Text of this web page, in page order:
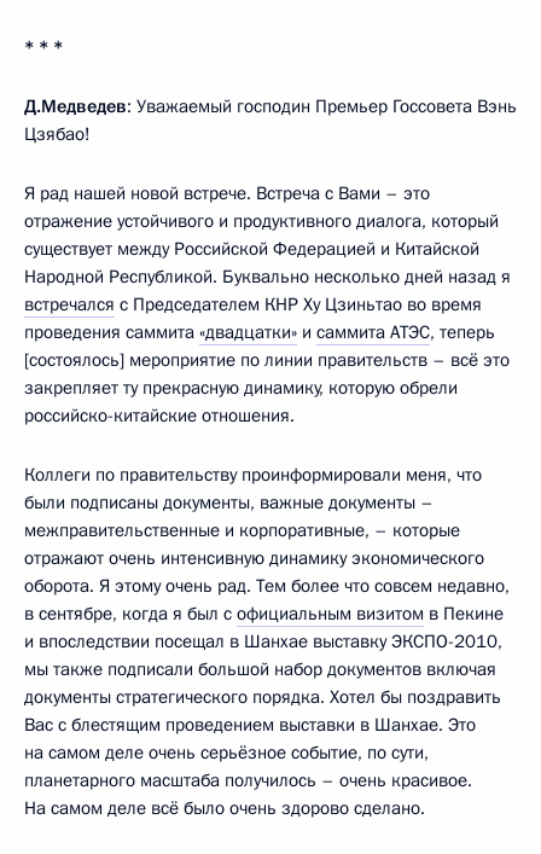
* * *
Д.Медведев: Уважаемый господин Премьер Госсовета Вэнь
Цзябао!
Я рад нашей новой встрече. Встреча с Вами – это
отражение устойчивого и продуктивного диалога, который
существует между Российской Федерацией и Китайской
Народной Республикой. Буквально несколько дней назад я
встречался с Председателем КНР Ху Цзиньтао во время
проведения саммита «двадцатки» и саммита АТЭС, теперь
[состоялось] мероприятие по линии правительств – всё это
закрепляет ту прекрасную динамику, которую обрели
российско-китайские отношения.
Коллеги по правительству проинформировали меня, что
были подписаны документы, важные документы –
межправительственные и корпоративные, – которые
отражают очень интенсивную динамику экономического
оборота. Я этому очень рад. Тем более что совсем недавно,
в сентябре, когда я был с официальным визитом в Пекине
и впоследствии посещал в Шанхае выставку ЭКСПО-2010,
мы также подписали большой набор документов включая
документы стратегического порядка. Хотел бы поздравить
Вас с блестящим проведением выставки в Шанхае. Это
на самом деле очень серьёзное событие, по сути,
планетарного масштаба получилось – очень красивое.
На самом деле всё было очень здорово сделано.